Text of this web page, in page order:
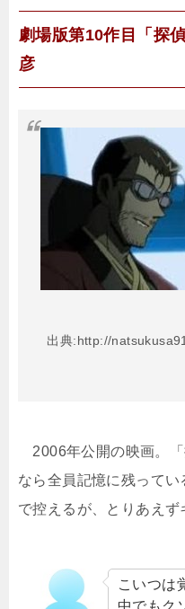
劇場版第10作目「探
彦
出典:http://
2006年公開の映画。
なら全員記憶に残って
で控えるが、とりあえず
こいつは
中でもク